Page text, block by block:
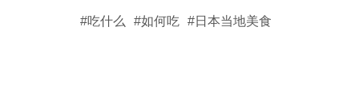
吃什么 如何吃 日本当地美食